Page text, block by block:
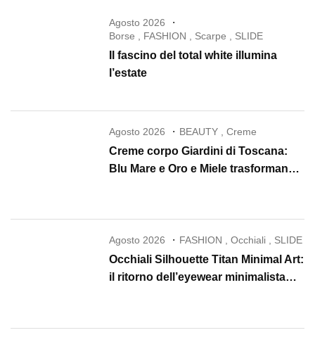
Agosto 2026
Borse
FASHION Scarpe SLIDE
Il fascino del total white illumina
l’estate
Agosto 2026 BEAUTY ,Creme
Creme corpo Giardini di Toscana:
Blu Mare e Oro e Miele trasformano
Agosto 2026 FASHION ,Occhiali , SLIDE
Occhiali Silhouette Titan Minimal Art:
il ritorno dell’eyewear minimalista